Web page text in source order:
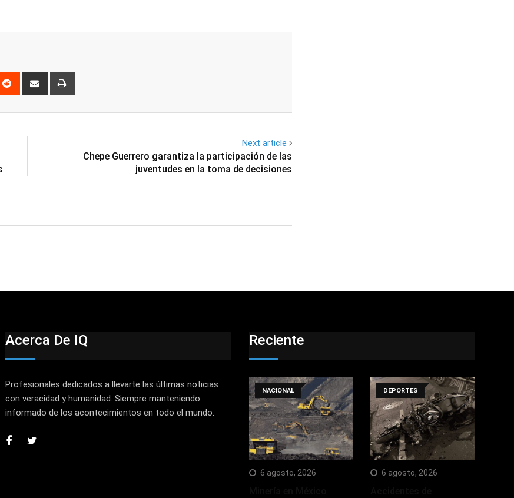
Reddit
Share
Next article
Chepe Guerrero garantiza la participación de las
juventudes en la toma de decisiones
Acerca De IQ
Profesionales dedicados a llevarte las últimas noticias
con veracidad y humanidad. Siempre manteniendo
informado de los acontecimientos en todo el mundo.
Reciente
NACIONAL
6 agosto, 2026
DEPORTES
6 agosto, 2026